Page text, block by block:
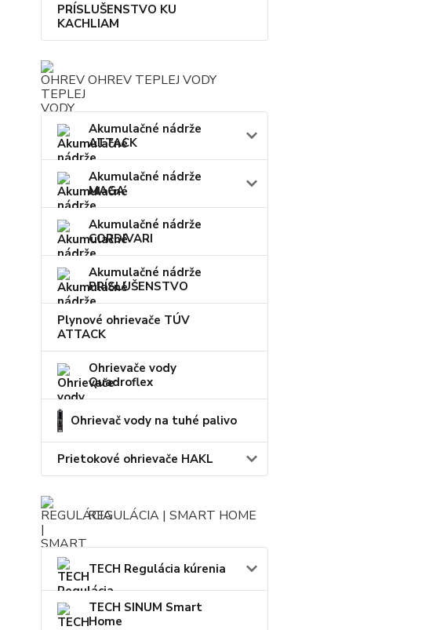
PRÍSLUŠENSTVO KU
KACHLIAM
OHREV TEPLEJ VODY
Akumulačné nádrže
ATTACK
Akumulačné nádrže
MAGA
Akumulačné nádrže
CORDIVARI
Akumulačné nádrže
PRÍSLUŠENSTVO
Plynové ohrievače TÚV
ATTACK
Ohrievače vody
Quadroflex
Ohrievač vody na tuhé palivo
Prietokové ohrievače HAKL
REGULÁCIA | SMART HOME
TECH Regulácia kúrenia
TECH SINUM Smart
Home